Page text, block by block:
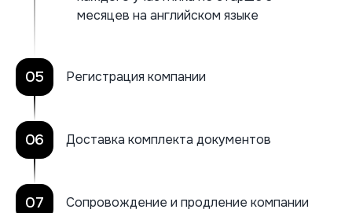
месяцев на английском языке
05 Регистрация компании
06 Доставка комплекта документов
07 Сопровождение и продление компании